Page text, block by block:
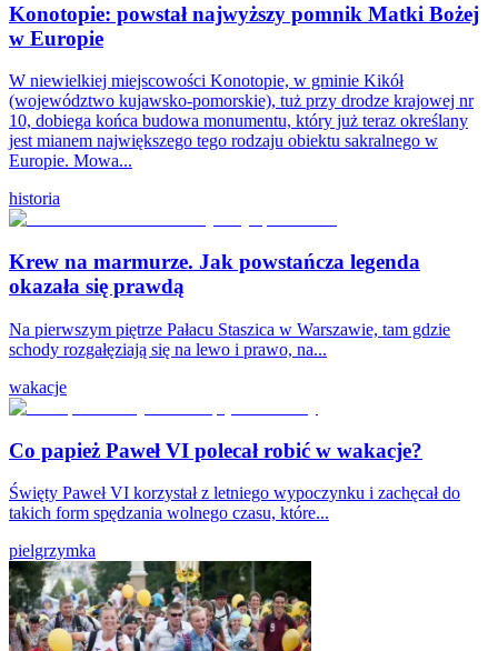
Konotopie: powstał najwyższy pomnik Matki Bożej
w Europie
W niewielkiej miejscowości Konotopie, w gminie Kikół
(województwo kujawsko-pomorskie), tuż przy drodze krajowej nr
10, dobiega końca budowa monumentu, który już teraz określany
jest mianem największego tego rodzaju obiektu sakralnego w
Europie. Mowa...
historia
Krew na marmurze. Jak powstańcza legenda
okazała się prawdą
Na pierwszym piętrze Pałacu Staszica w Warszawie, tam gdzie
schody rozgałęziają się na lewo i prawo, na...
wakacje
Co papież Paweł VI polecał robić w wakacje?
Święty Paweł VI korzystał z letniego wypoczynku i zachęcał do
takich form spędzania wolnego czasu, które...
pielgrzymka